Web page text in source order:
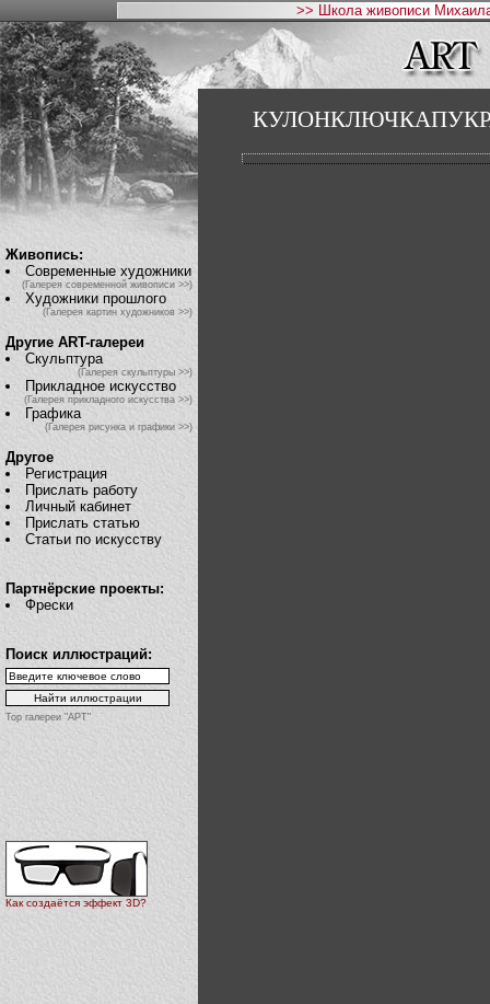
>> Школа живописи
Живопись:
Современные художники
(Галерея современной живописи >>)
Художники прошлого
(Галерея картин художников >>)
Другие ART-галереи
Скульптура
(Галерея скульптуры >>)
Прикладное искусство
(Галерея прикладного искусства >>)
Графика
(Галерея рисунка и графики >>)
Другое
Регистрация
Прислать работу
Личный кабинет
Прислать статью
Статьи по искусству
Партнёрские проекты:
Фрески
Поиск иллюстраций:
Top галереи "АРТ"
Как создаётся эффект 3D?